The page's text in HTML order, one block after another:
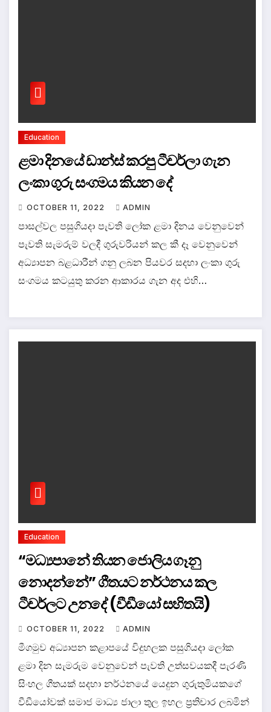
Education
ළමා දිනයේ ඩාන්ස් කරපු ටීචර්ලා ගැන
ලංකා ගුරු සංගමය කියන දේ
OCTOBER 11, 2022 ADMIN
පාසල්වල පසුගියදා පැවති ලෝක ළමා දිනය වෙනුවෙන්
පැවති සැමරුම් වලදී ගුරුවරියන් කල කී දෑ වෙනුවෙන්
අධ්‍යාපන බළධාරීන් ගනු ලබන පියවර සදහා ලංකා ගුරු
සංගමය කටයුතු කරන ආකාරය ගැන අද එහි…
Education
“මධ්‍යපානේ තියන ජොලිය ගෑනු
නොදන්නේ” ගීතයට නර්ථනය කල
ටීචර්ලට උනදේ (වීඩීයෝ සහිතයි)
OCTOBER 11, 2022 ADMIN
මීගමුව අධ්‍යාපන කළාපයේ විදුහලක පසුගියදා ලෝක
ළමා දින සැමරුම වෙනුවෙන් පැවති උත්සවයකදී පැරණි
සිංහල ගීතයක් සදහා නර්ථනයේ යෙදුන ගුරුතුමියකගේ
වීඩීයෝවක් සමාජ මාධ්‍ය ජාලා තුල ඉහල ප්‍රතිචාර ලබමින්